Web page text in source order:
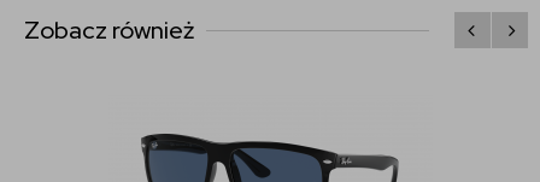
Zobacz również